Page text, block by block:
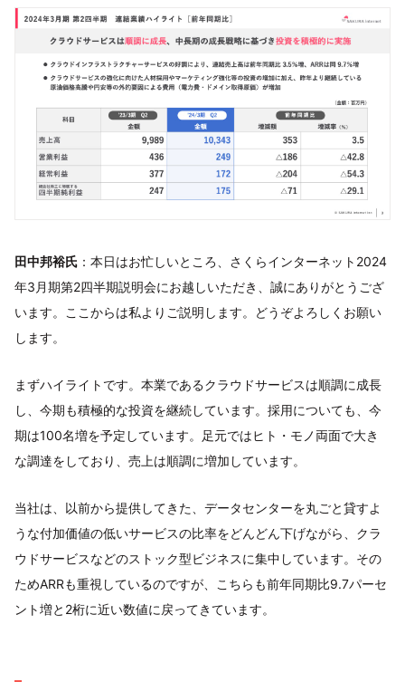
田中邦裕氏 ：本日はお忙しいところ、さくらインターネット2024
年3月期第2四半期説明会にお越しいただき、誠にありがとうござ
います。ここからは私よりご説明します。どうぞよろしくお願い
します。
まずハイライトです。本業であるクラウドサービスは順調に成長
し、今期も積極的な投資を継続しています。採用についても、今
期は100名増を予定しています。足元ではヒト・モノ両面で大き
な調達をしており、売上は順調に増加しています。
当社は、以前から提供してきた、データセンターを丸ごと貸すよ
うな付加価値の低いサービスの比率をどんどん下げながら、クラ
ウドサービスなどのストック型ビジネスに集中しています。その
ためARRも重視しているのですが、こちらも前年同期比9.7パーセ
ント増と2桁に近い数値に戻ってきています。